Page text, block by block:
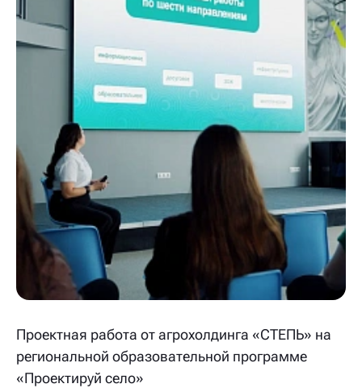
Проектная работа от агрохолдинга «СТЕПЬ» на
региональной образовательной программе
«Проектируй село»